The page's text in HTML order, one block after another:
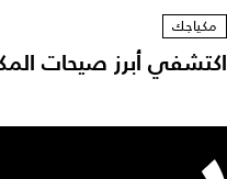
مكياجك
اكتشفي أبرز صيحات